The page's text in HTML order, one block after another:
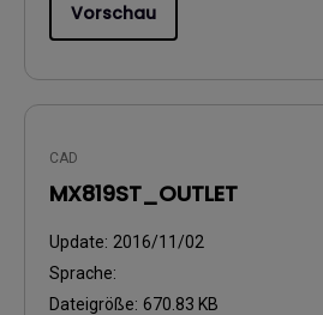
Vorschau
CAD
MX819ST_OUTLET
Update: 2016/11/02
Sprache:
Dateigröße: 670.83 KB